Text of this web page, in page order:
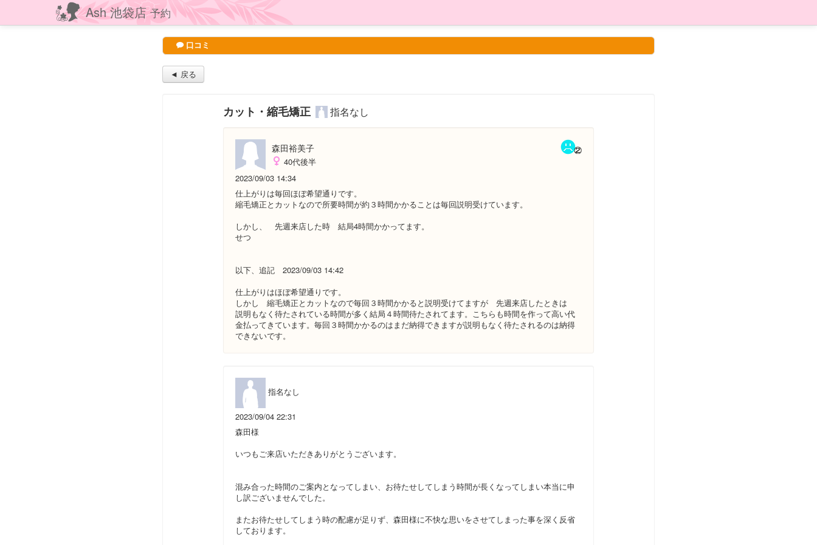
Ash 池袋店予約
口コミ
◄ 戻る
カット・縮毛矯正 指名なし
森田裕美子
40代後半
2023/09/03 14:34
仕上がりは毎回ほぼ希望通りです。
縮毛矯正とカットなので所要時間が約３時間かかることは毎回説明受けています。
しかし、 先週来店した時 結局4時間かかってます。
せつ
以下、追記 2023/09/03 14:42
仕上がりはほぼ希望通りです。
しかし 縮毛矯正とカットなので毎回３時間かかると説明受けてますが 先週来店したときは
説明もなく待たされている時間が多く結局４時間待たされてます。こちらも時間を作って高い代
金払ってきています。毎回３時間かかるのはまだ納得できますが説明もなく待たされるのは納得
できないです。
指名なし
2023/09/04 22:31
森田様
いつもご来店いただきありがとうございます。
混み合った時間のご案内となってしまい、お待たせしてしまう時間が長くなってしまい本当に申
し訳ございませんでした。
またお待たせしてしまう時の配慮が足りず、森田様に不快な思いをさせてしまった事を深く反省
しております。